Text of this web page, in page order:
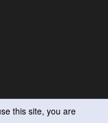
this site, you are